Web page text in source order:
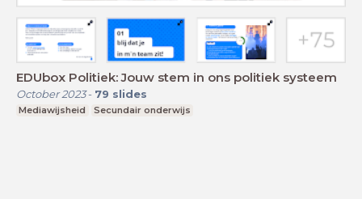
EDUbox Politiek: Jouw stem in ons politiek systeem
October 2023- 79 slides
Mediawijsheid Secundair onderwijs